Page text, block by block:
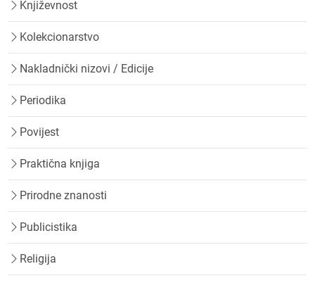
Književnost
Kolekcionarstvo
Nakladnički nizovi / Edicije
Periodika
Povijest
Praktična knjiga
Prirodne znanosti
Publicistika
Religija